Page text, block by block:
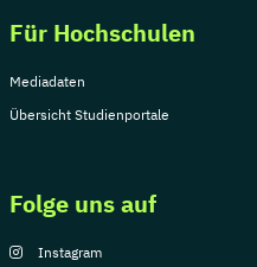
Für Hochschulen
Mediadaten
Übersicht Studienportale
Folge uns auf
Instagram